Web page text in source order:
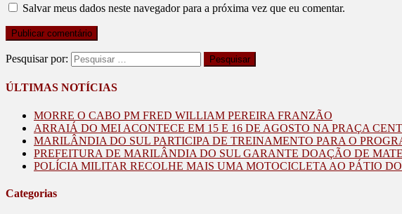
Salvar meus dados neste navegador para a próxima vez que eu comentar.
Pesquisar por:
ÚLTIMAS NOTÍCIAS
MORRE O CABO PM FRED WILLIAM PEREIRA FRANZÃO
ARRAIÁ DO MEI ACONTECE EM 15 E 16 DE AGOSTO NA PRAÇA
MARILÂNDIA DO SUL PARTICIPA DE TREINAMENTO PARA O
PREFEITURA DE MARILÂNDIA DO SUL GARANTE DOAÇÃO DE
POLÍCIA MILITAR RECOLHE MAIS UMA MOTOCICLETA AO PÁTIO
Categorias